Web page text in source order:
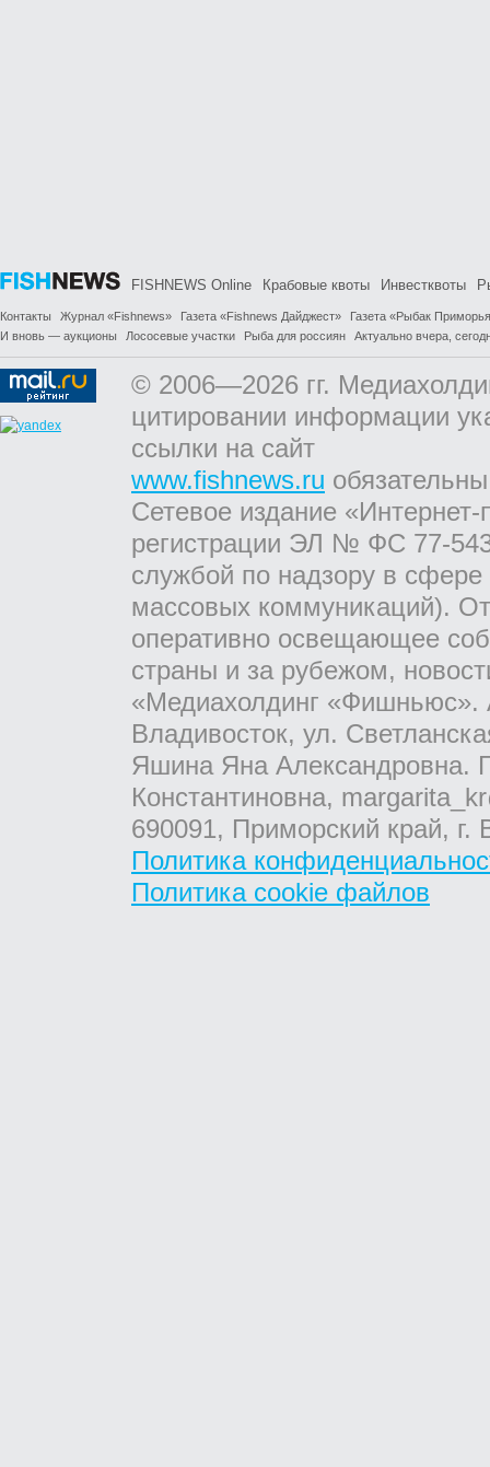
FISHNEWS Online Крабовые квоты Инвестквоты
Контакты Журнал «Fishnews» Газета «Fishnews Дайджест»
Газета «Рыбак
И вновь — аукционы
Лососевые участки Рыба для россиян Актуально вчера,
© 2006—2026 гг.
цитировании информации
ссылки на сайт
www.fishnews.ru
Сетевое издание
регистрации ЭЛ № ФС 77-
службой по надзору в
массовых коммуникаций).
оперативно освещающее
страны и за рубежом,
«Медиахолдинг «Фишньюс».
Владивосток, ул.
Яшина Яна Александровна.
Константиновна,
690091, Приморский край,
Политика
Политика cookie файлов